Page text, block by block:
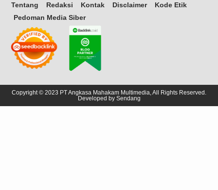
Tentang
Redaksi Kontak Disclaimer
Kode Etik
Pedoman Media Siber
Copyright © 2023 PT Angkasa Mahakam Multimedia, All Rights Reserved.
Developed by Sendang